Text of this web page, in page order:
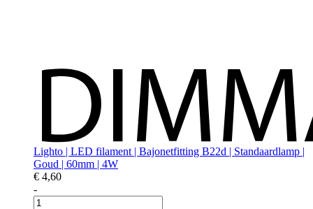
Lighto | LED filament | Bajonetfitting B22d | Standaardlamp |
Goud | 60mm | 4W
€ 4,60
-